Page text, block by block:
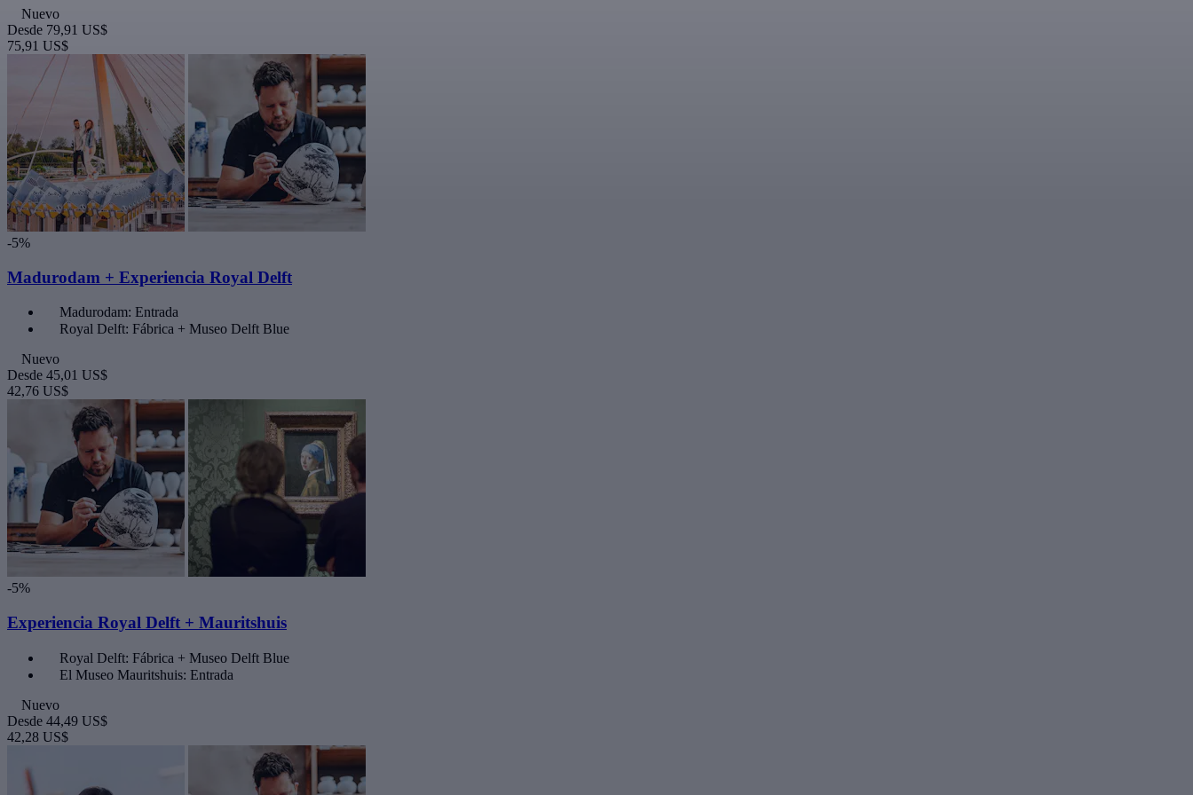
Nuevo
Desde 79,91 US$
75,91 US$
-5%
Madurodam + Experiencia Royal Delft
Madurodam: Entrada
Royal Delft: Fábrica + Museo Delft Blue
Nuevo
Desde 45,01 US$
42,76 US$
-5%
Experiencia Royal Delft + Mauritshuis
Royal Delft: Fábrica + Museo Delft Blue
El Museo Mauritshuis: Entrada
Nuevo
Desde 44,49 US$
42,28 US$